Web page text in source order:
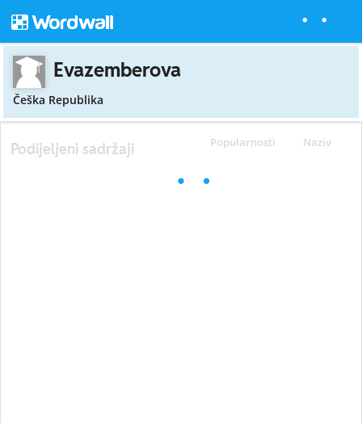
Evazemberova
Češka Republika
Popularnosti Naziv
Podijeljeni sadržaji